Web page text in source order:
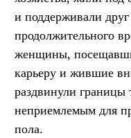
и поддерживали друг
продолжительного
женщины,
карьеру и жившие
раздвинули границы
неприемлемым для
пола.